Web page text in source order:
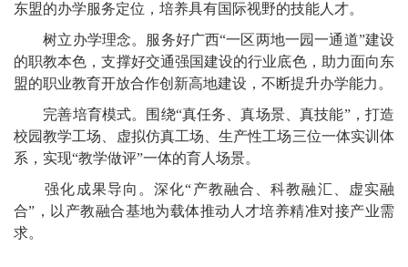
东盟的办学服务定位，培养具有国际视野的技能人才。
树立办学理念。服务好广西“一区两地一园一通道”建设
的职教本色，支撑好交通强国建设的行业底色，助力面向东
盟的职业教育开放合作创新高地建设，不断提升办学能力。
完善培育模式。围绕“真任务、真场景、真技能”，打造
校园教学工场、虚拟仿真工场、生产性工场三位一体实训体
系，实现“教学做评”一体的育人场景。
强化成果导向。深化“产教融合、科教融汇、虚实融
合”，以产教融合基地为载体推动人才培养精准对接产业需
求。